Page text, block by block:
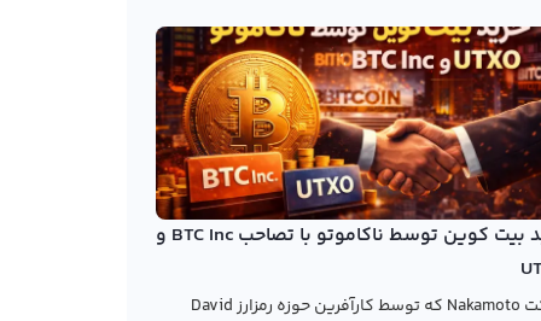
خرید بیت کوین توسط ناکاموتو با تصاحب BTC Inc و
شرکت Nakamoto که توسط کارآفرین حوزه رمزارز David